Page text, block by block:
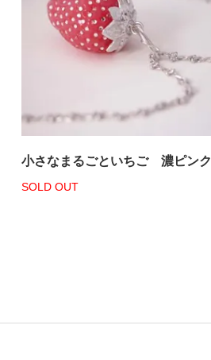
小さなまるごといちご 濃ピンク
SOLD OUT